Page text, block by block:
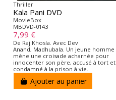
Thriller
Kala Pani DVD
MovieBox
MBDVD-0143
7,99 €
De Raj Khosla. Avec Dev
Anand, Madhubala. Un jeune homme
mène une croisade acharnée pour
innocenter son père, accusé à tort et
condamné à la prison à vie.
Ajouter au panier